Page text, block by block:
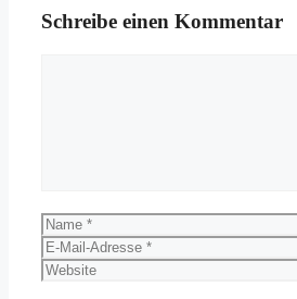
Schreibe einen Kommentar
Name